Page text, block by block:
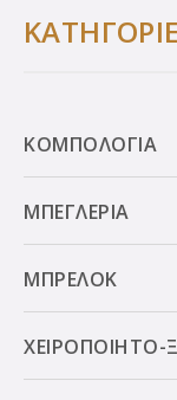
ΚΟΜΠΟΛΟΓΙΑ
ΜΠΕΓΛΕΡΙΑ
ΜΠΡΕΛΟΚ
ΧΕΙΡΟΠΟΙΗΤΟ-